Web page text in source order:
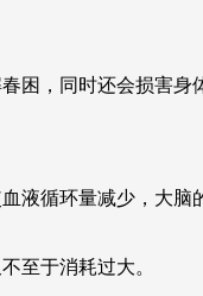
攻略 海洋 时尚
，同时还会损害身
循环量减少，大脑
至于消耗过大。